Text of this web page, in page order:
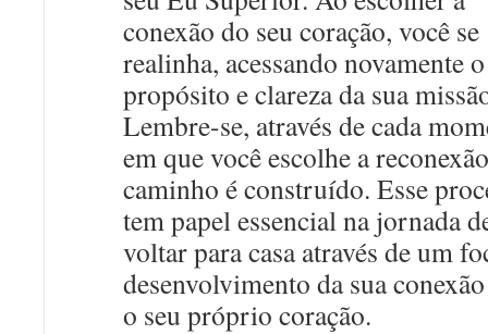
conexão do seu coração, você se
realinha, acessando novamente
propósito e clareza da sua
Lembre-se, através de cada
em que você escolhe a
caminho é construído. Esse
tem papel essencial na jornada
voltar para casa através de um
desenvolvimento da sua
o seu próprio coração.